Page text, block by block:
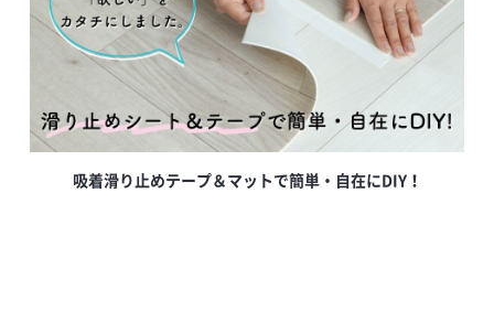
吸着滑り止めテープ＆マットで簡単・自在にDIY！